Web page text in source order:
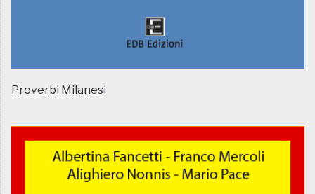
Proverbi Milanesi